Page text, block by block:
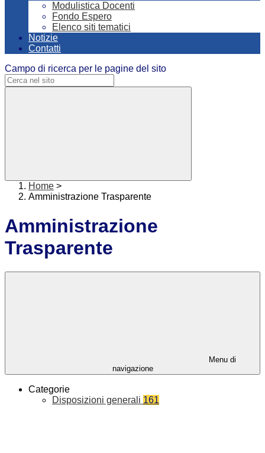
Modulistica Docenti
Fondo Espero
Elenco siti tematici
Notizie
Contatti
Campo di ricerca per le pagine del sito
Home >
Amministrazione Trasparente
Amministrazione
Trasparente
Menu di
navigazione
Categorie
Disposizioni generali 161